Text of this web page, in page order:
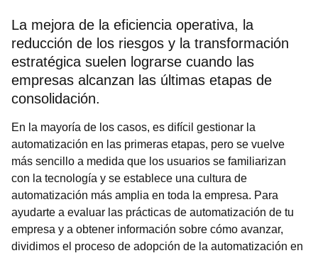
La mejora de la eficiencia operativa, la
reducción de los riesgos y la transformación
estratégica suelen lograrse cuando las
empresas alcanzan las últimas etapas de
consolidación.
En la mayoría de los casos, es difícil gestionar la
automatización en las primeras etapas, pero se vuelve
más sencillo a medida que los usuarios se familiarizan
con la tecnología y se establece una cultura de
automatización más amplia en toda la empresa. Para
ayudarte a evaluar las prácticas de automatización de tu
empresa y a obtener información sobre cómo avanzar,
dividimos el proceso de adopción de la automatización en